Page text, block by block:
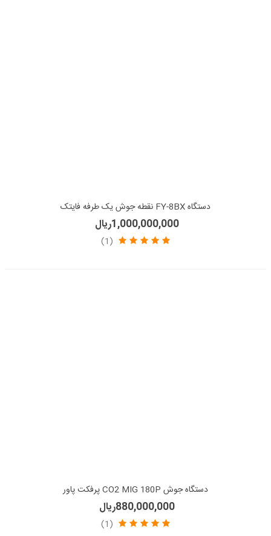
دستگاه FY-8BX نقطه جوش یک طرفه فایتک
1,000,000,000ریال
(1)
دستگاه جوش CO2 MIG 180P پرفکت پاور
880,000,000ریال
(1)